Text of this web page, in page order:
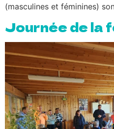
(masculines et féminines)
Journée de la